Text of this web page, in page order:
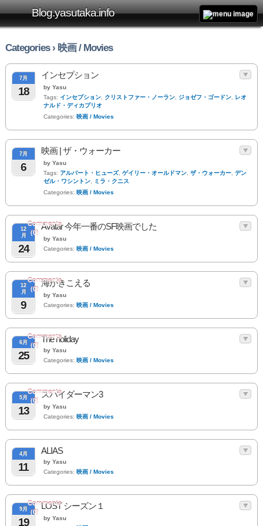
Blog.yasutaka.info
Categories › 映画 / Movies
7月
18
インセプション
by Yasu
Tags: インセプション クリストファー・ノーラン ジョゼフ・ゴードン
レオ
ナルド・ディカプリオ
Categories: 映画 / Movies
7月
6
映画 | ザ・ウォーカー
by Yasu
Tags: アルバート・ヒューズ, ゲイリー・オールドマン ザ・ウォーカー デン
ゼル・ワシントン
ミラ・クニス
Categories: 映画 / Movies
Comments
(0)
12
月
24
Avatar 今年一番のSF映画でした
by Yasu
Categories: 映画 / Movies
Comments
(0)
12
月
9
海がきこえる
by Yasu
Categories: 映画 / Movies
Comments
(0)
6月
25
The holiday
by Yasu
Categories: 映画 / Movies
Comments
(0)
5月
13
スパイダーマン3
by Yasu
Categories: 映画 / Movies
4月
11
ALIAS
by Yasu
Categories: 映画 / Movies
Comments
(0)
9月
19
LOST シーズン１
by Yasu